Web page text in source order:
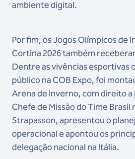
ambiente digital.
Por fim, os Jogos Olímpicos de
Cortina 2026 também
Dentre as vivências esportivas
público na COB Expo, foi
Arena de Inverno, com direito a
Chefe de Missão do Time Brasil
Strapasson, apresentou o
operacional e apontou os
delegação nacional na Itália.